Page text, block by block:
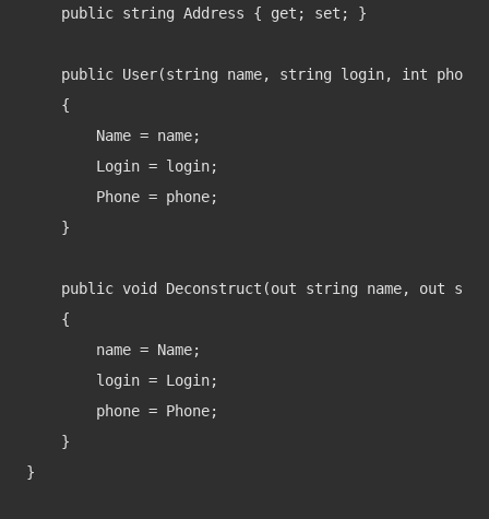
    public string Address { get; set; }
    public User(string name, string login, int phone)
    {
        Name = name;
        Login = login;
        Phone = phone;
    }
public void Deconstruct(out string name, out
    {
        name = Name;
        login = Login;
        phone = Phone;
    }
}